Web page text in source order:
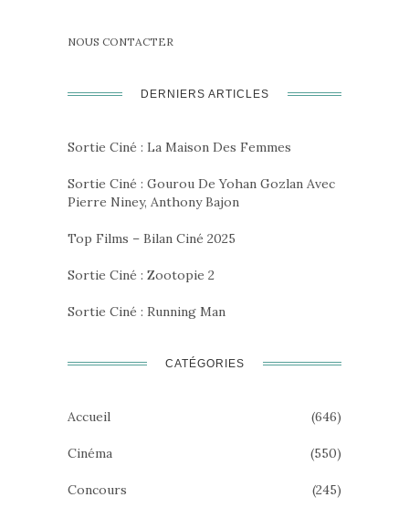
NOUS CONTACTER
DERNIERS ARTICLES
Sortie Ciné : La Maison Des Femmes
Sortie Ciné : Gourou De Yohan Gozlan Avec
Pierre Niney, Anthony Bajon
Top Films – Bilan Ciné 2025
Sortie Ciné : Zootopie 2
Sortie Ciné : Running Man
CATÉGORIES
Accueil (646)
Cinéma (550)
Concours (245)